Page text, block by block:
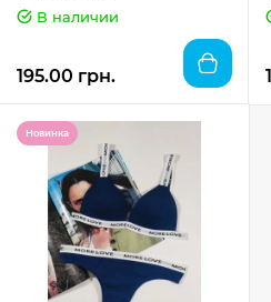
В наличии
195.00 грн.
Новинка